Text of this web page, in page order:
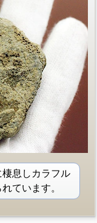
息しカラフル
ています。